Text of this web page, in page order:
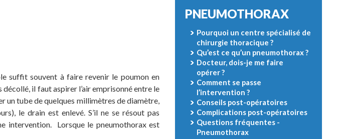
suffit souvent à faire revenir le poumon en
il faut aspirer l’air emprisonné entre le
un tube de quelques millimètres de diamètre,
le drain est enlevé. S’il ne se résout pas
intervention. Lorsque le pneumothorax est
PNEUMOTHORAX
Pourquoi un centre spécialisé de
chirurgie thoracique ?
Qu’est ce qu’un pneumothorax ?
Docteur, dois-je me faire
opérer ?
Comment se passe
l’intervention ?
Conseils post-opératoires
Complications post-opératoires
Questions fréquentes -
Pneumothorax